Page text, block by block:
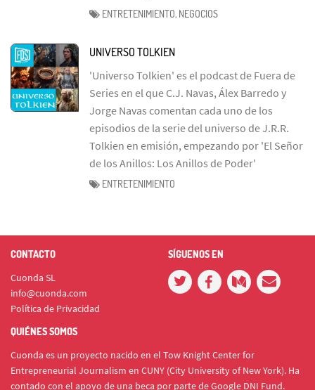
ENTRETENIMIENTO, NEGOCIOS
UNIVERSO TOLKIEN
'Universo Tolkien' es el podcast de Fuera de
Series en el que C.J. Navas, Álex Barredo y
Jorge Navas comentan cada uno de los
episodios de la serie del universo de J.R.R.
Tolkien en emisión, empezando por 'El Señor
de los Anillos: Los Anillos de Poder'
ENTRETENIMIENTO
CONTACTO
Cuonda SL
info@cuonda.com
Política de Privacidad
SÍGUENOS EN
QUIÉNES SOMOS
Cuonda es un proyecto nacido en el Tow Knight Center for
Entrepreneurial Journalism en CUNY (City University of New York). Ha
contado con el apoyo de una beca por parte de Google DNI Fund.